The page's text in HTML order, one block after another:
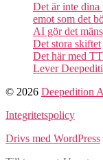
Det är inte
emot som det
AI gör det
Det stora skiftet
Det här med
Lever
© 2026 Deepedition
Integritetspolicy
Drivs med WordPress